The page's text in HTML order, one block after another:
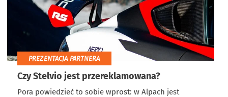
PREZENTACJA PARTNERA
Czy Stelvio jest przereklamowana?
Pora powiedzieć to sobie wprost: w Alpach jest